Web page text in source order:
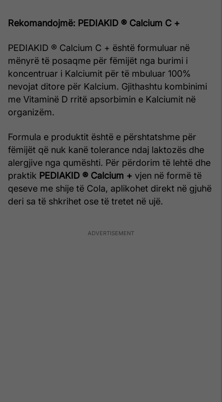
Rekomandojmë: PEDIAKID ® Calcium C +
PEDIAKID ® Calcium C + është formuluar në
mënyrë të posaqme për fëmijët nga burimi i
koncentruar i Kalciumit për të mbuluar 100%
nevojat ditore për Kalcium. Gjithashtu kombinimi
me Vitaminë D rritë apsorbimin e Kalciumit në
organizëm.
Formula e produktit është e përshtatshme për
fëmijët që nuk kanë tolerance ndaj laktozës dhe
alergjive nga qumështi. Për përdorim të lehtë dhe
praktik PEDIAKID ® Calcium + vjen në formë të
qeseve me shije të Cola, aplikohet direkt në gjuhë
deri sa të shkrihet ose të tretet në ujë.